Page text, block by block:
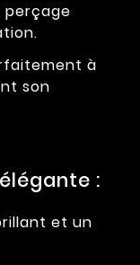
perçage
à
son
:
et un